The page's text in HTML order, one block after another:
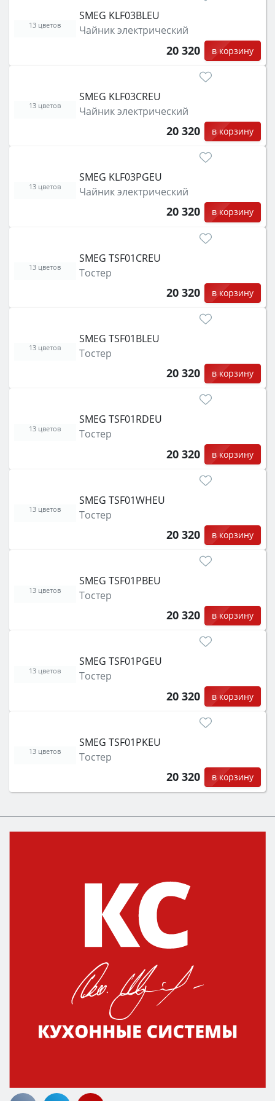
SMEG KLF03BLEU
Чайник электрический
20 320 в корзину
13 цветов
SMEG KLF03CREU
Чайник электрический
20 320 в корзину
13 цветов
SMEG KLF03PGEU
Чайник электрический
20 320 в корзину
13 цветов
SMEG TSF01CREU
Тостер
20 320 в корзину
13 цветов
SMEG TSF01BLEU
Тостер
20 320 в корзину
13 цветов
SMEG TSF01RDEU
Тостер
20 320 в корзину
13 цветов
SMEG TSF01WHEU
Тостер
20 320 в корзину
13 цветов
SMEG TSF01PBEU
Тостер
20 320 в корзину
13 цветов
SMEG TSF01PGEU
Тостер
20 320 в корзину
13 цветов
SMEG TSF01PKEU
Тостер
20 320 в корзину
13 цветов